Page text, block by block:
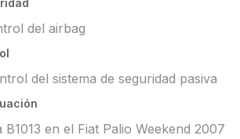
del airbag
del sistema de seguridad pasiva
B1013 en el Fiat Palio Weekend 2007